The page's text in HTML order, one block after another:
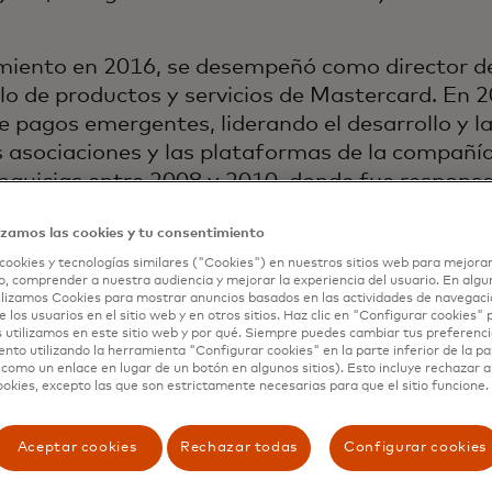
en 2016, se desempeñó como director
de productos y servicios de Mastercard. En
pagos emergentes, liderando el desarrollo y
y las plataformas de la
entre 2008 y 2010, donde fue
licencias, estándares de marca y
en 2005.
a Mastercard, Ed fue vicepresidente de
(ahora FIS), a la que se incorporó en
de pagos en línea de la que fue
Paytrust, Ed fue vicepresidente
Inc., una empresa emergente de
en el NASDAQ en 1996.
de administración de Xerox y Vocalink
las cookies y tu consentimiento
y tecnologías similares ("Cookies") en nuestros sitios web para
comprender a nuestra audiencia y mejorar la experiencia del usuario. En
Cookies para mostrar anuncios basados en las actividades de
los usuarios en el sitio web y en otros sitios. Haz clic en "Configurar cookies"
utilizamos en este sitio web y por qué. Siempre puedes cambiar tus
utilizando la herramienta "Configurar cookies" en la parte inferior de la
un enlace en lugar de un botón en algunos sitios). Esto incluye rechazar
excepto las que son estrictamente necesarias para que el sitio funcione.
Aceptar cookies Rechazar todas Configurar cookies